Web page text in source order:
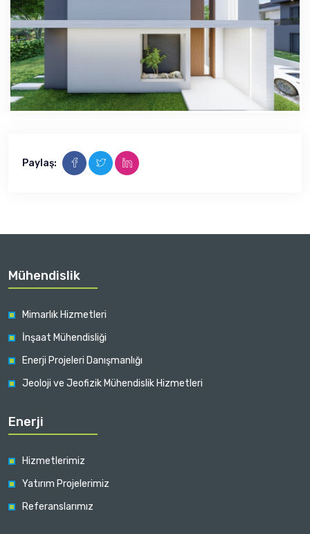
Paylaş:
Mühendislik
Mimarlık Hizmetleri
İnşaat Mühendisliği
Enerji Projeleri Danışmanlığı
Jeoloji ve Jeofizik Mühendislik Hizmetleri
Enerji
Hizmetlerimiz
Yatırım Projelerimiz
Referanslarımız